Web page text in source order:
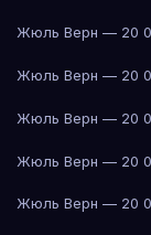
Жюль Верн — 20
Жюль Верн — 20
Жюль Верн — 20
Жюль Верн — 20
Жюль Верн — 20